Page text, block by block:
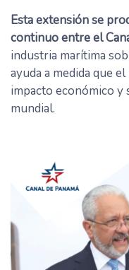
Esta extensión se
continuo entre el
industria marítima
ayuda a medida que
impacto económico y
mundial.